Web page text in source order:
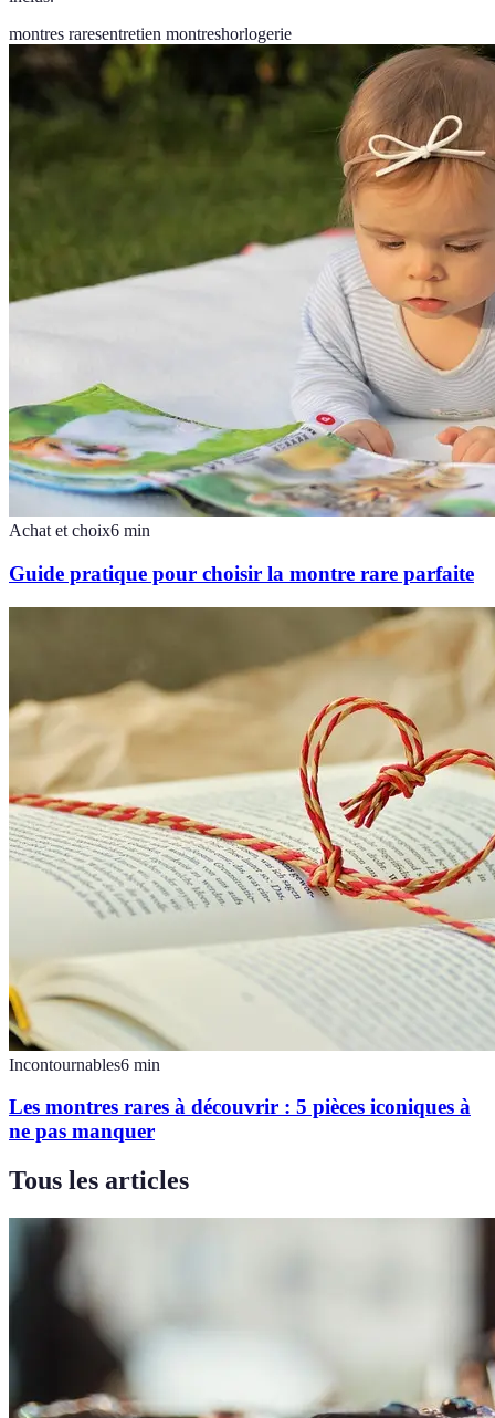
montres raresentretien montreshorlogerie
Achat et choix6 min
Guide pratique pour choisir la montre rare parfaite
Incontournables6 min
Les montres rares à découvrir : 5 pièces iconiques à
ne pas manquer
Tous les articles